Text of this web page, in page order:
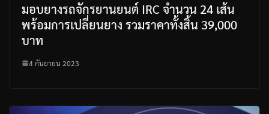
มอบยางรถจักรยานยนต์ IRC จำนวน 24 เส้น
พร้อมการเปลี่ยนยาง รวมราคาทั้งสิ้น 39,000
บาท
4 กันยายน 2023